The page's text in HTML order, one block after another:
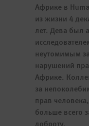
Африке в
из жизни 4
лет. Дева был
неутомимым
нарушений
Африке.
за
прав
больше всего
доброту.